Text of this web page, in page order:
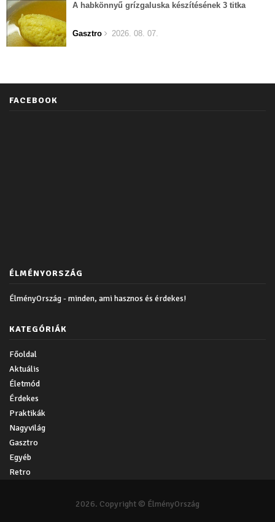
A habkönnyű grízgaluska készítésének 3 titka
Gasztro 2026. 08. 07.
FACEBOOK
ÉLMÉNYORSZÁG
ÉlményOrszág - minden, ami hasznos és érdekes!
KATEGÓRIÁK
Főoldal
Aktuális
Életmód
Érdekes
Praktikák
Nagyvilág
Gasztro
Egyéb
Retro
2026. Copyright © ÉlményOrszág